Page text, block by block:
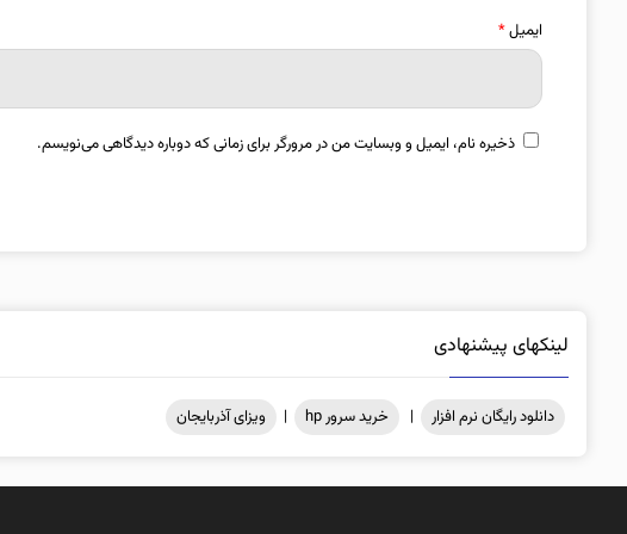
ایمیل*
ذخیره نام، ایمیل و وبسایت من در مرورگر برای زمانی که دوباره دیدگاهی می‌نویسم.
لینکهای پیشنهادی
دانلود رایگان نرم افزار | خرید سرور hp | ویزای آذربایجان